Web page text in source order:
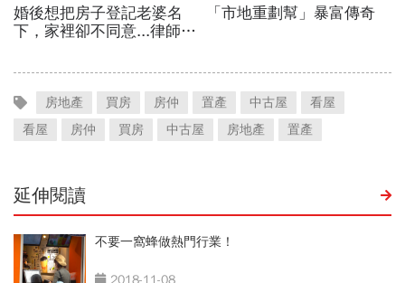
房地產 買房 房仲 置產 中古屋
看屋
看屋
房仲 買房 中古屋 房地產 置產
延伸閱讀
不要一窩蜂做熱門行業！
2018-11-08